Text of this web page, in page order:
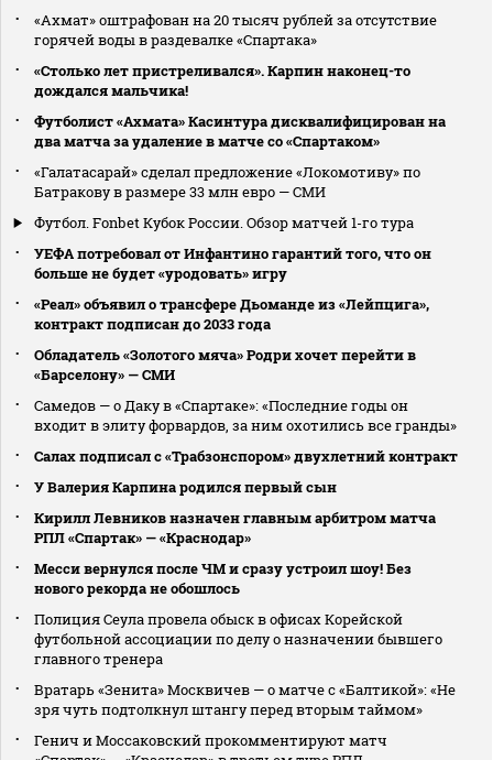
«Ахмат» оштрафован на 20 тысяч рублей за отсутствие
горячей воды в раздевалке «Спартака»
«Столько лет пристреливался». Карпин наконец-то
дождался мальчика!
Футболист «Ахмата» Касинтура дисквалифицирован на
два матча за удаление в матче со «Спартаком»
«Галатасарай» сделал предложение «Локомотиву» по
Батракову в размере 33 млн евро — СМИ
Футбол. Fonbet Кубок России. Обзор матчей 1-го тура
УЕФА потребовал от Инфантино гарантий того, что он
больше не будет «уродовать» игру
«Реал» объявил о трансфере Дьоманде из «Лейпцига»,
контракт подписан до 2033 года
Обладатель «Золотого мяча» Родри хочет перейти в
«Барселону» — СМИ
Самедов — о Даку в «Спартаке»: «Последние годы он
входит в элиту форвардов, за ним охотились все гранды»
Салах подписал с «Трабзонспором» двухлетний контракт
У Валерия Карпина родился первый сын
Кирилл Левников назначен главным арбитром матча
РПЛ «Спартак» — «Краснодар»
Месси вернулся после ЧМ и сразу устроил шоу! Без
нового рекорда не обошлось
Полиция Сеула провела обыск в офисах Корейской
футбольной ассоциации по делу о назначении бывшего
главного тренера
Вратарь «Зенита» Москвичев — о матче с «Балтикой»: «Не
зря чуть подтолкнул штангу перед вторым таймом»
Генич и Моссаковский прокомментируют матч